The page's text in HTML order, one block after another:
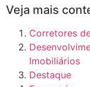
Veja mais
Corretores
Imobiliários
Destaque